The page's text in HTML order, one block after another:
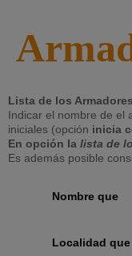
Lista de los
Indicar el nombre de el
iniciales (opción inicia
En opción la lista de
Es además posible
Nombre que
Localidad que